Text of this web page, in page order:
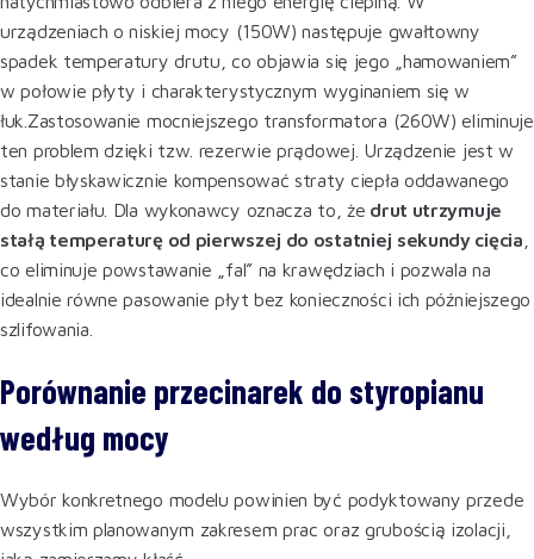
urządzeniach o niskiej mocy (150W) następuje gwałtowny
spadek temperatury drutu, co objawia się jego „hamowaniem”
w połowie płyty i charakterystycznym wyginaniem się w
łuk.Zastosowanie mocniejszego transformatora (260W) eliminuje
ten problem dzięki tzw. rezerwie prądowej. Urządzenie jest w
stanie błyskawicznie kompensować straty ciepła oddawanego
do materiału. Dla wykonawcy oznacza to, że drut utrzymuje
stałą temperaturę od pierwszej do ostatniej sekundy cięcia
co eliminuje powstawanie „fal” na krawędziach i pozwala na
idealnie równe pasowanie płyt bez konieczności ich późniejszego
szlifowania.
Porównanie przecinarek do styropianu
według mocy
Wybór konkretnego modelu powinien być podyktowany przede
wszystkim planowanym zakresem prac oraz grubością izolacji,